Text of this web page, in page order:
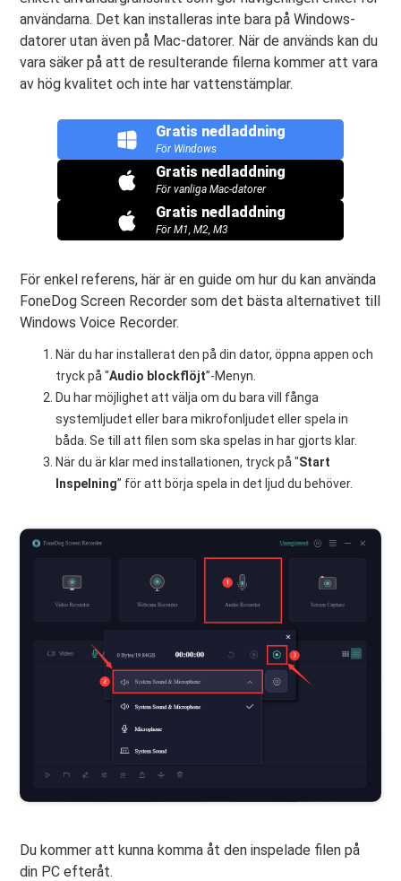
användarna. Det kan installeras inte bara på Windows-
datorer utan även på Mac-datorer. När de används kan du
vara säker på att de resulterande filerna kommer att vara
av hög kvalitet och inte har vattenstämplar.
Gratis nedladdning
För Windows
Gratis nedladdning
För vanliga Mac-datorer
Gratis nedladdning
För M1, M2, M3
För enkel referens, här är en guide om hur du kan använda
FoneDog Screen Recorder som det bästa alternativet till
Windows Voice Recorder.
När du har installerat den på din dator, öppna appen och
tryck på "Audio blockflöjt”-Menyn.
Du har möjlighet att välja om du bara vill fånga
systemljudet eller bara mikrofonljudet eller spela in
båda. Se till att filen som ska spelas in har gjorts klar.
När du är klar med installationen, tryck på "Start
Inspelning” för att börja spela in det ljud du behöver.
Du kommer att kunna komma åt den inspelade filen på
din PC efteråt.